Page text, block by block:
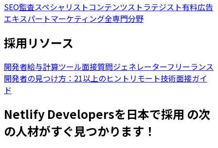
SEO監査スペシャリストコンテンツストラテジスト有料広告
エキスパートマーケティング全専門分野
採用リソース
開発者給与計算ツール面接質問ジェネレーターフリーランス
開発者の見つけ方：21以上のヒント リモート技術面接ガイ
ド
Netlify Developersを日本で採用 の次
の人材がすぐ見つかります！